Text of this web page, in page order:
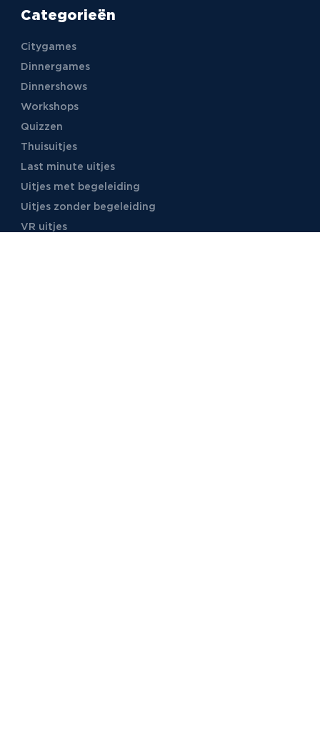
Categorieën
Citygames
Dinnergames
Dinnershows
Workshops
Quizzen
Thuisuitjes
Last minute uitjes
Uitjes met begeleiding
Uitjes zonder begeleiding
VR uitjes